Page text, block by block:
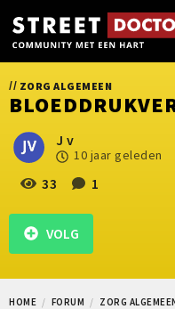
// ZORG ALGEMEEN
J v
10 jaar geleden
33 1
VOLG
HOME FORUM ZORG